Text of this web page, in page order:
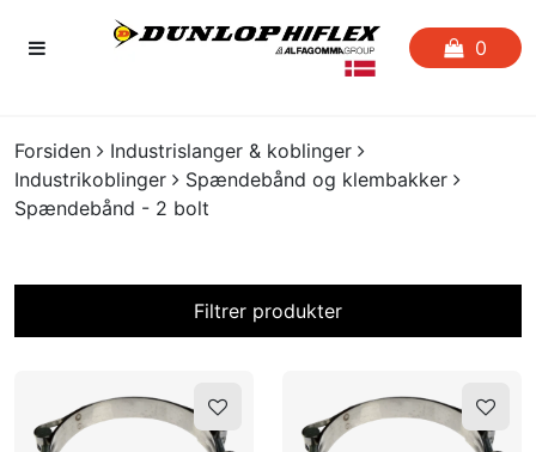
0
FORSIDEN
FAVORITLISTE
CRIMP
Forsiden
Industrislanger & koblinger
Industrikoblinger
Spændebånd og klembakker
Spændebånd - 2 bolt
Filtrer produkter